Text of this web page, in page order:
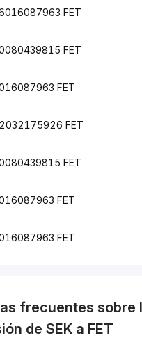
FET
FET
FET
FET
FET
FET
FET
frecuentes sobre
de SEK a FET